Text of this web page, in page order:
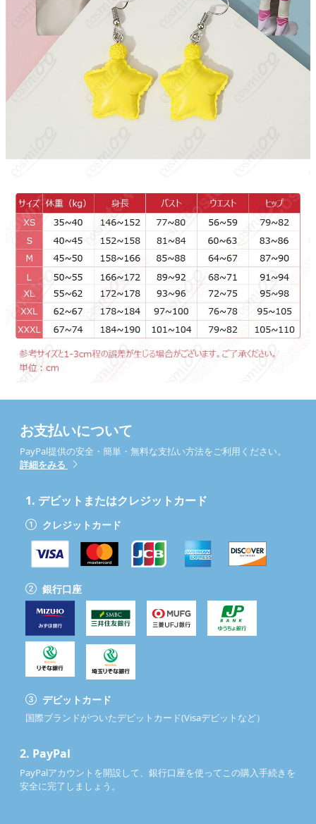
お支払いについて
PayPal提供の安全・簡単・無料な支払い方法をご利用ください。
詳細をみる
1. デビットまたはクレジットカード
クレジットカード
銀行口座
デビットカード
国際ブランドがついたデビットカード(Visaデビットなど）
2. PayPal
PayPalアカウントを開設して、銀行口座を使ってこの購入手続きを
安全に完了しましょう。